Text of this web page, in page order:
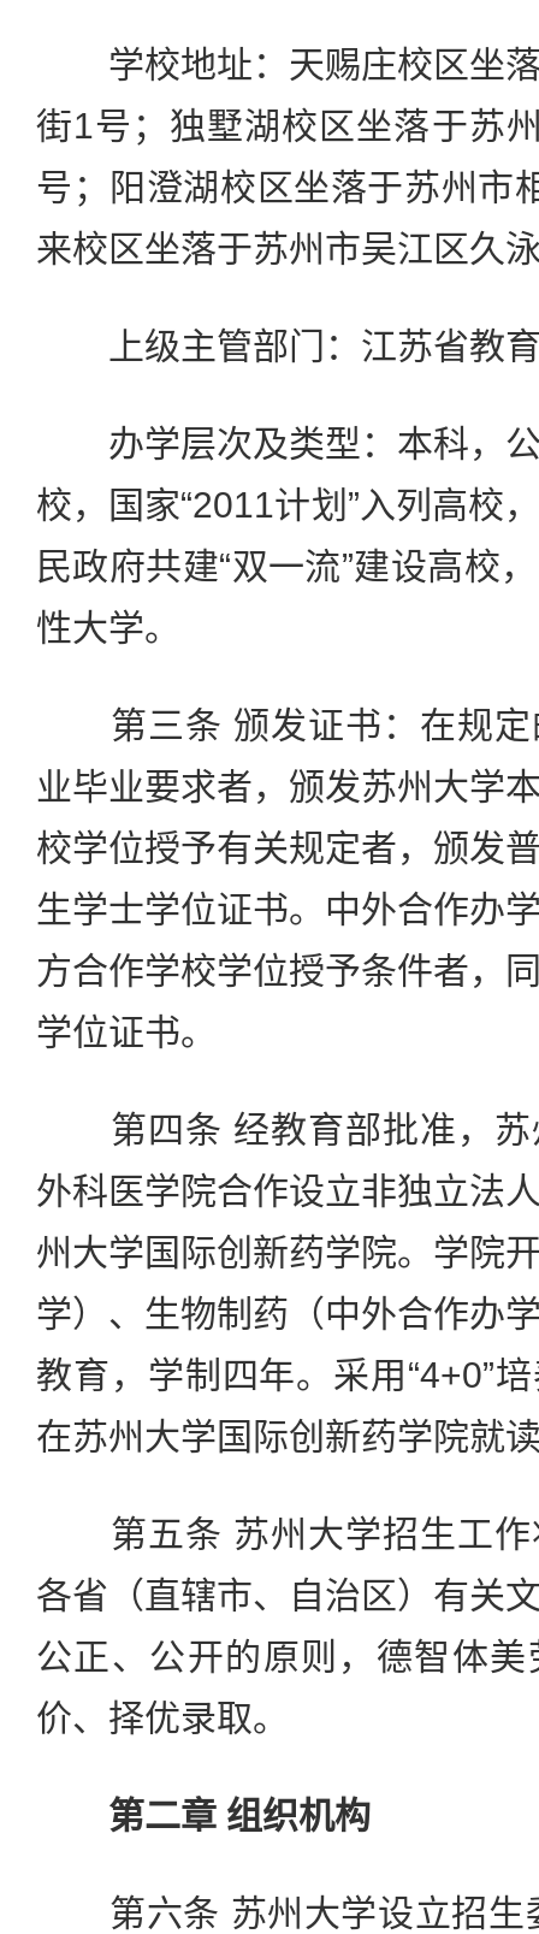
学校地址：天赐庄校区坐落
街1号；独墅湖校区坐落于苏
号；阳澄湖校区坐落于苏州市
来校区坐落于苏州市吴江区久
上级主管部门：江苏省教
办学层次及类型：本科，公
校，国家“2011计划”入列高校
民政府共建“双一流”建设高校
性大学。
第三条 颁发证书：在规定
业毕业要求者，颁发苏州大学
校学位授予有关规定者，颁发
生学士学位证书。中外合作办
方合作学校学位授予条件者，
学位证书。
第四条 经教育部批准，苏
外科医学院合作设立非独立法
州大学国际创新药学院。学院
学）、生物制药（中外合作办
教育，学制四年。采用“4+0”
在苏州大学国际创新药学院就
第五条 苏州大学招生工作
各省（直辖市、自治区）有关
公正、公开的原则，德智体
价、择优录取。
第二章 组织机构
第六条 苏州大学设立招生